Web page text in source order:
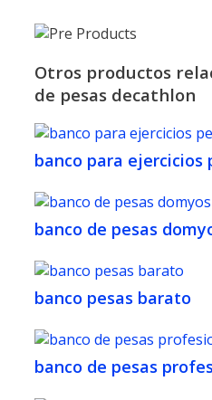
Otros productos
de pesas decathlon
banco para ejercicios
banco de pesas
banco pesas barato
banco de pesas